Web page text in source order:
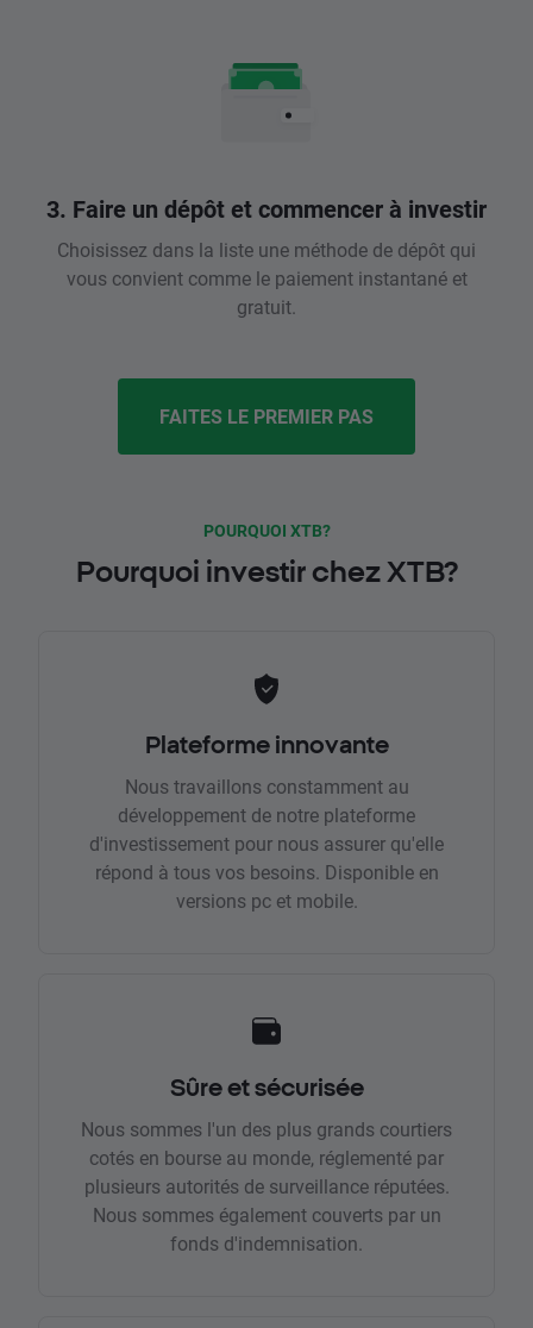
3. Faire un dépôt et commencer à investir
Choisissez dans la liste une méthode de dépôt qui
vous convient comme le paiement instantané et
gratuit.
FAITES LE PREMIER PAS
POURQUOI XTB?
Pourquoi investir chez XTB?
Plateforme innovante
Nous travaillons constamment au
développement de notre plateforme
d'investissement pour nous assurer qu'elle
répond à tous vos besoins. Disponible en
versions pc et mobile.
Sûre et sécurisée
Nous sommes l'un des plus grands courtiers
cotés en bourse au monde, réglementé par
plusieurs autorités de surveillance réputées.
Nous sommes également couverts par un
fonds d'indemnisation.